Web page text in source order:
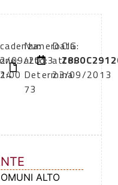
09/2013
Numero
atto:
Determina
73
Data
atto:
23/09/2013
CIG:
ALTO